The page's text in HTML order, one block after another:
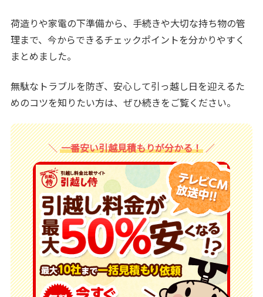
荷造りや家電の下準備から、手続きや大切な持ち物の管
理まで、今からできるチェックポイントを分かりやすく
まとめました。
無駄なトラブルを防ぎ、安心して引っ越し日を迎えるた
めのコツを知りたい方は、ぜひ続きをご覧ください。
一番安い引越見積もりが分かる！